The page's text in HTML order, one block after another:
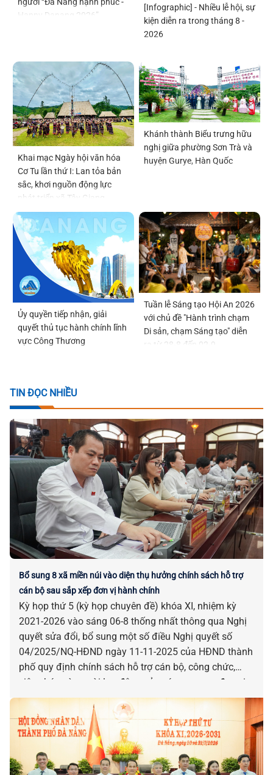
Happy Danang 2026”
[Infographic] - Nhiều lễ hội, sự
kiện diễn ra trong tháng 8 -
2026
Khai mạc Ngày hội văn hóa
Cơ Tu lần thứ I: Lan tỏa bản
sắc, khơi nguồn động lực
phát triển xã Tây Giang
Khánh thành Biểu trưng hữu
nghị giữa phường Sơn Trà và
huyện Gurye, Hàn Quốc
Ủy quyền tiếp nhận, giải
quyết thủ tục hành chính lĩnh
vực Công Thương
Tuần lễ Sáng tạo Hội An 2026
với chủ đề "Hành trình chạm
Di sản, chạm Sáng tạo" diễn
ra từ 28-8 đến 02-9
TIN ĐỌC NHIỀU
Bổ sung 8 xã miền núi vào diện thụ hưởng chính sách hỗ trợ
cán bộ sau sắp xếp đơn vị hành chính
Kỳ họp thứ 5 (kỳ họp chuyên đề) khóa XI, nhiệm kỳ
2021-2026 vào sáng 06-8 thống nhất thông qua Nghị
quyết sửa đổi, bổ sung một số điều Nghị quyết số
04/2025/NQ-HĐND ngày 11-11-2025 của HĐND thành
phố quy định chính sách hỗ trợ cán bộ, công chức,
viên chức và người lao động của các cơ quan, đơn vị
bị tác động, ảnh hưởng do sắp xếp đơn vị hành chính.